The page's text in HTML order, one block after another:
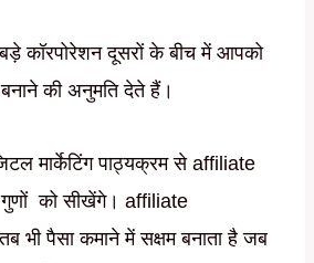
कॉरपोरेशन दूसरों के बीच में आपको
की अनुमति देते हैं।
मार्केटिंग पाठ्यक्रम से affiliate
को सीखेंगे। affiliate
भी पैसा कमाने में सक्षम बनाता है जब